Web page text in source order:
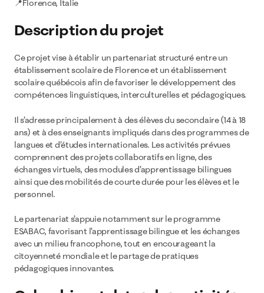
📍Florence, Italie
Description du projet
Ce projet vise à établir un partenariat structuré entre un
établissement scolaire de Florence et un établissement
scolaire québécois afin de favoriser le développement des
compétences linguistiques, interculturelles et pédagogiques.
Il s’adresse principalement à des élèves du secondaire (14 à 18
ans) et à des enseignants impliqués dans des programmes de
langues et d’études internationales. Les activités prévues
comprennent des projets collaboratifs en ligne, des
échanges virtuels, des modules d’apprentissage bilingues
ainsi que des mobilités de courte durée pour les élèves et le
personnel.
Le partenariat s’appuie notamment sur le programme
ESABAC, favorisant l’apprentissage bilingue et les échanges
avec un milieu francophone, tout en encourageant la
citoyenneté mondiale et le partage de pratiques
pédagogiques innovantes.